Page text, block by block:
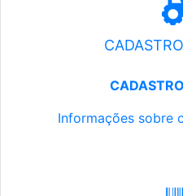
Informações sobre